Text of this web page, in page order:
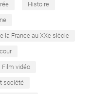
Histoire
la France au XXe siècle
Film vidéo
société